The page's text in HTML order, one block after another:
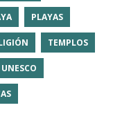
PLAYAS
TEMPLOS
UNESCO